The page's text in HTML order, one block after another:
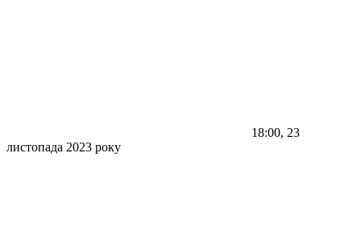
18:00, 23
листопада 2023 року